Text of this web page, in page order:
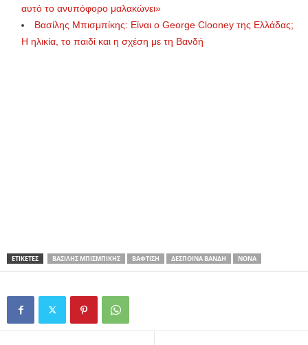
αυτό το ανυπόφορο μαλακώνει»
Βασίλης Μπισμπίκης: Είναι ο George Clooney της Ελλάδας;
Η ηλικία, το παιδί και η σχέση με τη Βανδή
ΕΤΙΚΕΤΕΣ ΒΑΣΊΛΗΣ ΜΠΙΣΜΠΊΚΗΣ ΒΆΦΤΙΣΗ ΔΈΣΠΟΙΝΑ ΒΑΝΔΉ ΝΟΝΆ